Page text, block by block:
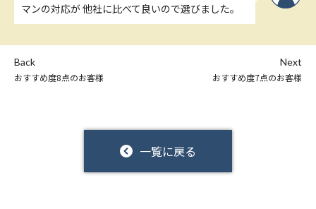
マンの対応が 他社に比べて良いので選びました。
Back
おすすめ度8点のお客様
一覧に戻る
Next
おすすめ度7点のお客様